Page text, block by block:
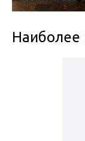
Наиболее